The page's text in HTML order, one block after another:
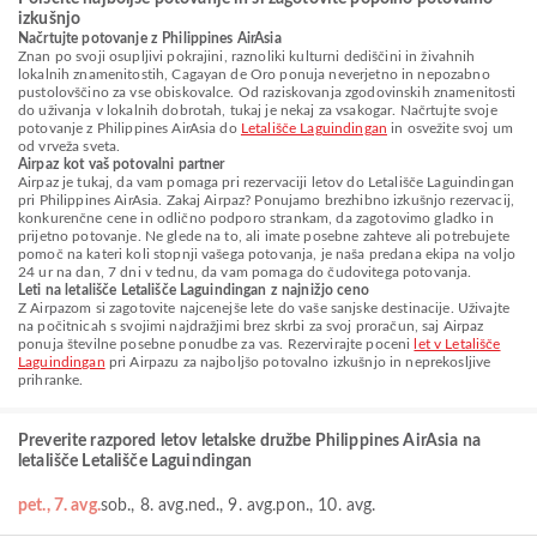
izkušnjo
Načrtujte potovanje z Philippines AirAsia
Znan po svoji osupljivi pokrajini, raznoliki kulturni dediščini in živahnih
lokalnih znamenitostih, Cagayan de Oro ponuja neverjetno in nepozabno
pustolovščino za vse obiskovalce. Od raziskovanja zgodovinskih znamenitosti
do uživanja v lokalnih dobrotah, tukaj je nekaj za vsakogar. Načrtujte svoje
potovanje z Philippines AirAsia do Letališče Laguindingan in osvežite svoj um
od vrveža sveta.
Airpaz kot vaš potovalni partner
Airpaz je tukaj, da vam pomaga pri rezervaciji letov do Letališče Laguindingan
pri Philippines AirAsia. Zakaj Airpaz? Ponujamo brezhibno izkušnjo rezervacij,
konkurenčne cene in odlično podporo strankam, da zagotovimo gladko in
prijetno potovanje. Ne glede na to, ali imate posebne zahteve ali potrebujete
pomoč na kateri koli stopnji vašega potovanja, je naša predana ekipa na voljo
24 ur na dan, 7 dni v tednu, da vam pomaga do čudovitega potovanja.
Leti na letališče Letališče Laguindingan z najnižjo ceno
Z Airpazom si zagotovite najcenejše lete do vaše sanjske destinacije. Uživajte
na počitnicah s svojimi najdražjimi brez skrbi za svoj proračun, saj Airpaz
ponuja številne posebne ponudbe za vas. Rezervirajte poceni
let v Letališče
Laguindingan pri Airpazu za najboljšo potovalno izkušnjo in neprekosljive
prihranke.
Preverite razpored letov letalske družbe Philippines AirAsia na
letališče Letališče Laguindingan
pet., 7. avg.sob., 8. avg.ned., 9. avg.pon., 10. avg.